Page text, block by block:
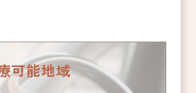
可能地域